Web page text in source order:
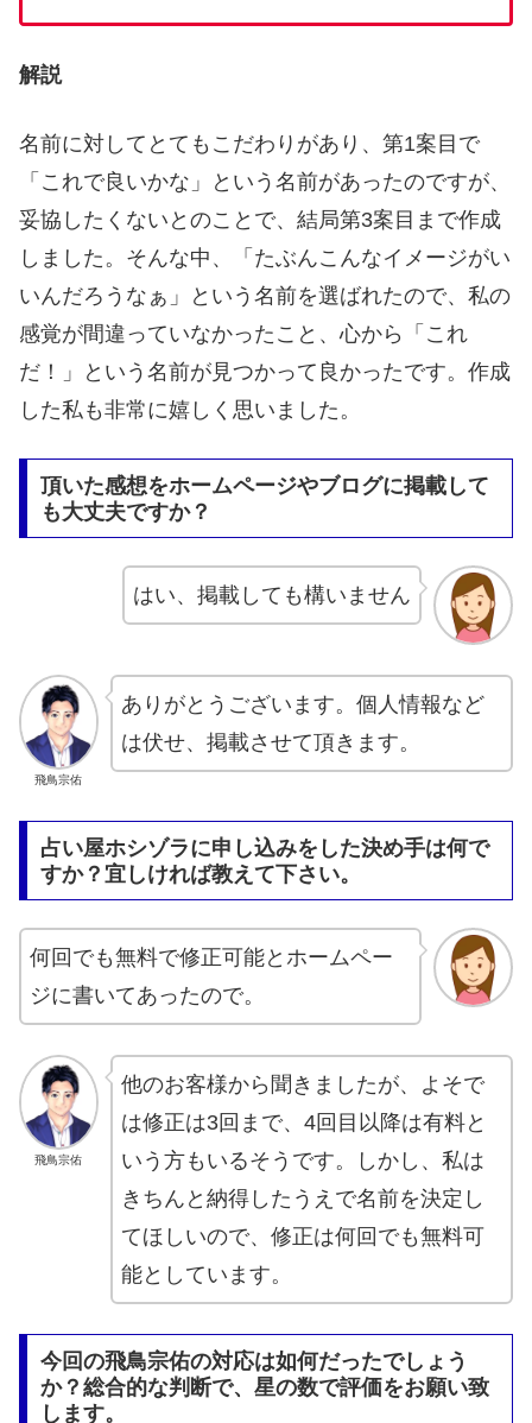
解説
名前に対してとてもこだわりがあり、第1案目で
「これで良いかな」という名前があったのですが、
妥協したくないとのことで、結局第3案目まで作成
しました。そんな中、「たぶんこんなイメージがい
いんだろうなぁ」という名前を選ばれたので、私の
感覚が間違っていなかったこと、心から「これ
だ！」という名前が見つかって良かったです。作成
した私も非常に嬉しく思いました。
頂いた感想をホームページやブログに掲載して
も大丈夫ですか？
はい、掲載しても構いません
飛鳥宗佑
ありがとうございます。個人情報など
は伏せ、掲載させて頂きます。
占い屋ホシゾラに申し込みをした決め手は何で
すか？宜しければ教えて下さい。
何回でも無料で修正可能とホームペー
ジに書いてあったので。
飛鳥宗佑
他のお客様から聞きましたが、よそで
は修正は3回まで、4回目以降は有料と
いう方もいるそうです。しかし、私は
きちんと納得したうえで名前を決定し
てほしいので、修正は何回でも無料可
能としています。
今回の飛鳥宗佑の対応は如何だったでしょう
か？総合的な判断で、星の数で評価をお願い致
します。